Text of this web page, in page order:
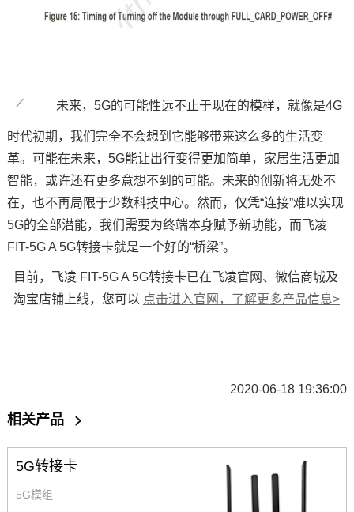
未来， 5G的可能性远不止于现在的模样，就像是4G
时代初期，我们完全不会想到它能够带来这么多的生活变
革。可能在未来，5G能让出行变得更加简单，家居生活更加
智能，或许还有更多意想不到的可能。未来的创新将无处不
在，也不再局限于少数科技中心。然而，仅凭“连接”难以实现
5G的全部潜能，我们需要为终端本身赋予新功能，而飞凌
FIT-5G A 5G转接卡就是一个好的“桥梁”。
目前，飞凌 FIT-5G A 5G转接卡已在飞凌官网、微信商城及
淘宝店铺上线，您可以 点击进入官网，了解更多产品信息>
2020-06-18 19:36:00
相关产品 >
5G转接卡
5G模组